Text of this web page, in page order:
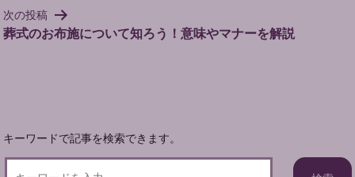
ゲ
ー
次の投稿
葬式のお布施について知ろう！意味やマナーを解説
キーワードで記事を検索できます。